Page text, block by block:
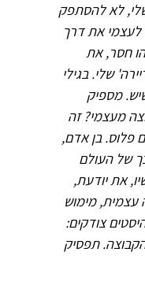
לא להסתפק
לעצמי את דרך
חסר, את
שלי. בגילי
מספיק
מעצמי? זה
פלוס. בן אדם,
של העולם
את יודעת,
עצמית, מימוש
צודקים:
תפסיק